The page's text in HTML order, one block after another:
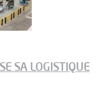
SA LOGISTIQUE